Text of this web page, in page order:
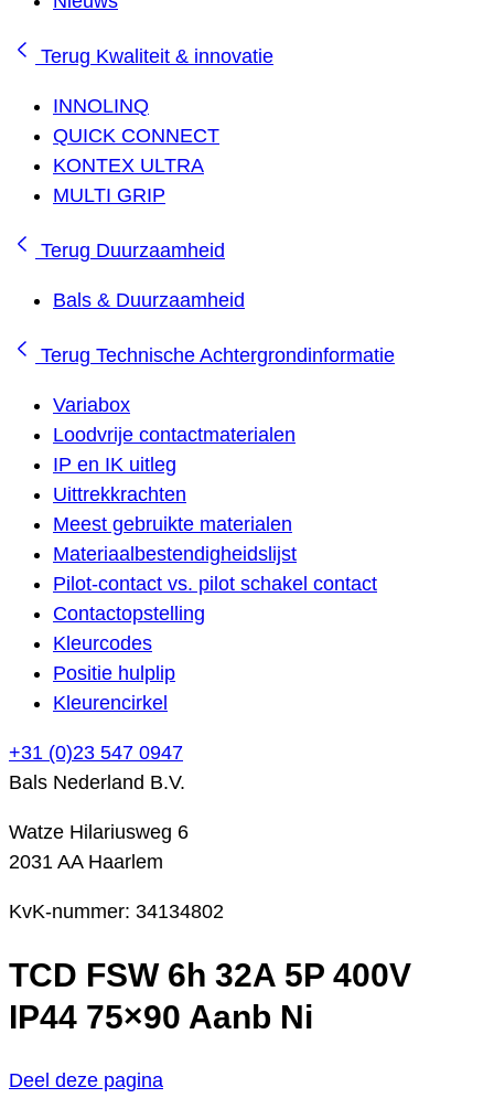
Terug Kwaliteit & innovatie
INNOLINQ
QUICK CONNECT
KONTEX ULTRA
MULTI GRIP
Terug Duurzaamheid
Bals & Duurzaamheid
Terug Technische Achtergrondinformatie
Variabox
Loodvrije contactmaterialen
IP en IK uitleg
Uittrekkrachten
Meest gebruikte materialen
Materiaalbestendigheidslijst
Pilot-contact vs. pilot schakel contact
Contactopstelling
Kleurcodes
Positie hulplip
Kleurencirkel
+31 (0)23 547 0947
Bals Nederland B.V.
Watze Hilariusweg 6
2031 AA Haarlem
KvK-nummer: 34134802
TCD FSW 6h 32A 5P 400V
IP44 75×90 Aanb Ni
Deel deze pagina